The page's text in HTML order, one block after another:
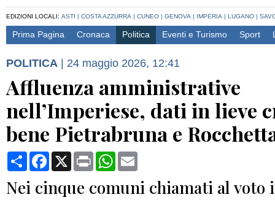
EDIZIONI LOCALI: ASTI | COSTA AZZURRA | CUNEO | GENOVA | IMPERIA | LUGANO |
Prima Pagina Cronaca Politica Eventi e Turismo Sport
POLITICA | 24 maggio 2026, 12:41
Affluenza amministrative
nell’Imperiese, dati in lieve
bene Pietrabruna e
CondividiFacebook
X Print WhatsApp
Nei cinque comuni chiamati al voto